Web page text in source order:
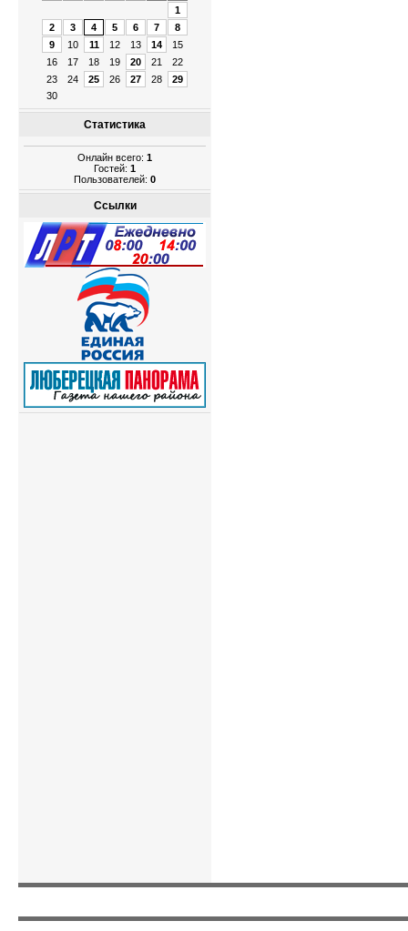
1
2
3 4 5 6 7
8
9
10 11 12 13 14
15
16
17 18 19 20 21
22
23
24 25 26 27 28
29
30
Статистика
Онлайн всего: 1
Гостей: 1
Пользователей: 0
Ссылки